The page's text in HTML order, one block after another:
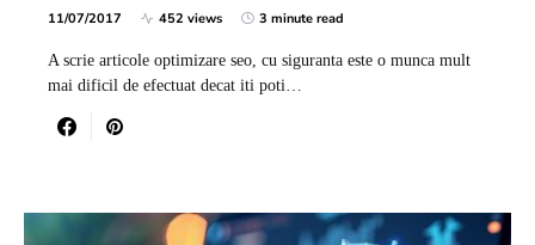
11/07/2017 452 views 3 minute read
A scrie articole optimizare seo, cu siguranta este o munca mult
mai dificil de efectuat decat iti poti…